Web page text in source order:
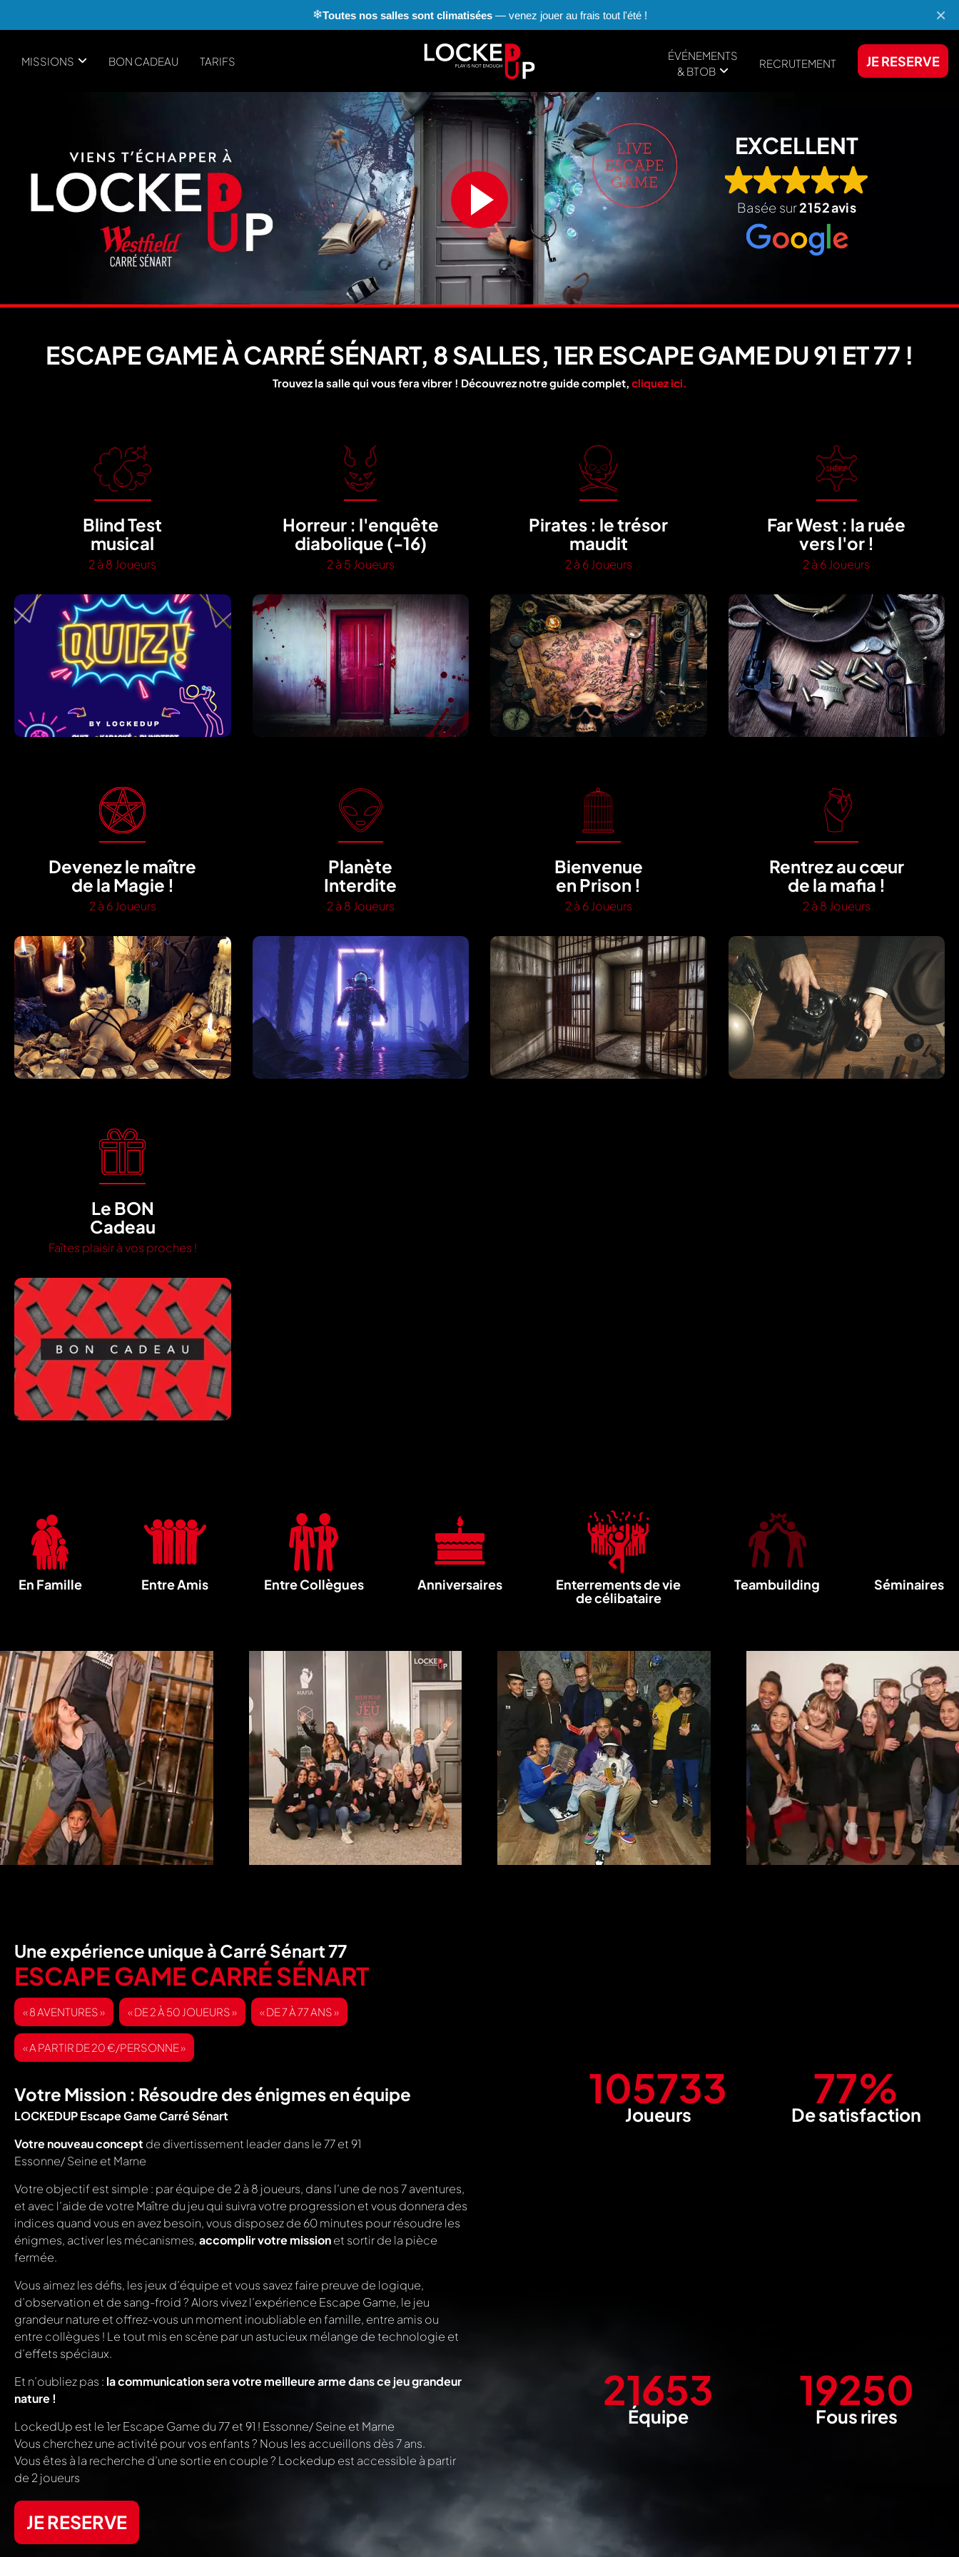
MISSIONS BON CADEAU TARIFS
ÉVÉNEMENTS
& BTOB
RECRUTEMENT JE RESERVE
EXCELLENT
Basée sur2 152 avis
ESCAPE GAME À CARRÉ SÉNART, 8 SALLES, 1ER ESCAPE GAME DU 91 ET 77 !
Trouvez la salle qui vous fera vibrer ! Découvrez notre guide complet, cliquez ici.
Blind Test
musical
2 à 8 Joueurs
Horreur : l'enquête
diabolique (-16)
2 à 5 Joueurs
Pirates : le trésor
maudit
2 à 6 Joueurs
Far West : la ruée
vers l'or !
2 à 6 Joueurs
Devenez le maître
de la Magie !
2 à 6 Joueurs
Planète
Interdite
2 à 8 Joueurs
Bienvenue
en Prison !
2 à 6 Joueurs
Rentrez au cœur
de la mafia !
2 à 8 Joueurs
Le BON
Cadeau
Faîtes plaisir à vos proches !
En Famille Entre Amis Entre Collègues Anniversaires
Enterrements de vie
de célibataire
Teambuilding Séminaires
Une expérience unique à Carré Sénart 77
ESCAPE GAME CARRÉ SÉNART
« 8 AVENTURES » « DE 2 À 50 JOUEURS » « DE 7 À 77 ANS »
« A PARTIR DE 20 €/PERSONNE »
Votre Mission : Résoudre des énigmes en équipe
LOCKEDUP Escape Game Carré Sénart
Votre nouveau concept de divertissement leader dans le 77 et 91
Essonne/ Seine et Marne
Votre objectif est simple : par équipe de 2 à 8 joueurs, dans l’une de nos 7 aventures,
et avec l’aide de votre Maître du jeu qui suivra votre progression et vous donnera des
indices quand vous en avez besoin, vous disposez de 60 minutes pour résoudre les
énigmes, activer les mécanismes,accomplir votre missionet sortir de la pièce
fermée.
Vous aimez les défis, les jeux d’équipe et vous savez faire preuve de logique,
d’observation et de sang-froid ? Alors vivez l’expérience Escape Game, le jeu
grandeur nature et offrez-vous un moment inoubliable en famille, entre amis ou
entre collègues ! Le tout mis en scène par un astucieux mélange de technologie et
d’effets spéciaux.
Et n’oubliez pas : la communication sera votre meilleure arme dans ce jeu grandeur
nature !
LockedUp est le 1er Escape Game du 77 et 91 ! Essonne/ Seine et Marne
Vous cherchez une activité pour vos enfants ? Nous les accueillons dès 7 ans.
Vous êtes à la recherche d’une sortie en couple ? Lockedup est accessible à partir
de 2 joueurs
JE RESERVE
130000
Joueurs
95%
De satisfaction
28000
Équipe
25000
Fous rires
❄Toutes nos salles sont climatisées— venez jouer au frais tout l'été ! ×